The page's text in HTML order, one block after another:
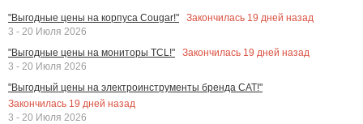
"Выгодные цены на корпуса Cougar!"
Закончилась 19 дней назад
3 - 20 Июля 2026
"Выгодные цены на мониторы TCL!"
Закончилась 19 дней назад
3 - 20 Июля 2026
"Выгодный цены на электроинструменты бренда CAT!"
Закончилась 19 дней назад
3 - 20 Июля 2026